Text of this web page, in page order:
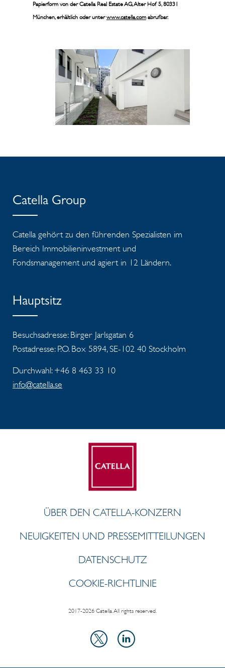
Papierform von der Catella Real Estate AG, Alter Hof 5, 80331
München, erhältlich oder unterwww.catella.comabrufbar.
Catella Group
Catella gehört zu den führenden Spezialisten im
Bereich Immobilieninvestment und
Fondsmanagement und agiert in 12 Ländern.
Hauptsitz
Besuchsadresse: Birger Jarlsgatan 6
Postadresse: P.O. Box 5894, SE-102 40 Stockholm
Durchwahl: +46 8 463 33 10
info@catella.se
ÜBER DEN CATELLA-KONZERN
NEUIGKEITEN UND PRESSEMITTEILUNGEN
DATENSCHUTZ
COOKIE-RICHTLINIE
2017-2026 Catella. All rights reserved.
X
LinkedIn